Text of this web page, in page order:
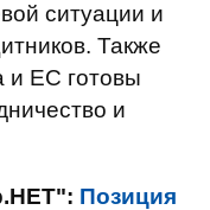
ситуации и
Также
и ЕС готовы
и
Позиция